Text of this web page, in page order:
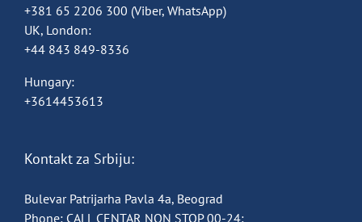
+381 65 2206 300 (Viber, WhatsApp)
UK, London:
+44 843 849-8336
Hungary:
+3614453613
Kontakt za Srbiju:
Bulevar Patrijarha Pavla 4a, Beograd
Phone: CALL CENTAR NON STOP 00-24: